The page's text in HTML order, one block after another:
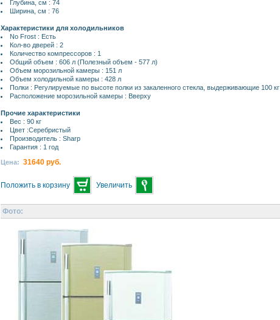
Глубина, см : 74
Ширина, см : 76
Характеристики для холодильников
No Frost : Есть
Кол-во дверей : 2
Количество компрессоров : 1
Общий объем : 606 л (Полезный объем - 577 л)
Объем морозильной камеры : 151 л
Объем холодильной камеры : 428 л
Полки : Регулируемые по высоте полки из закаленного стекла, выдерживающие 100 кг
Расположение морозильной камеры : Вверху
Прочие характеристики
Вес : 90 кг
Цвет :Серебристый
Производитель : Sharp
Гарантия : 1 год
Цена: 31640 руб.
Положить в корзину Увеличить
Фото: